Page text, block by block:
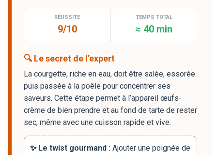
RÉUSSITE
9/10
TEMPS TOTAL
≈ 40 min
🔍 Le secret de l’expert
La courgette, riche en eau, doit être salée, essorée
puis passée à la poêle pour concentrer ses
saveurs. Cette étape permet à l’appareil œufs-
crème de bien prendre et au fond de tarte de rester
sec, même avec une cuisson rapide et vive.
✨ Le twist gourmand : Ajouter une poignée de